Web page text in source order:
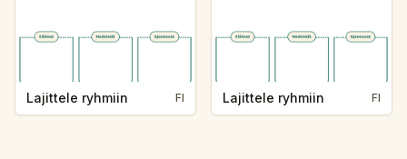
Lajittele ryhmiin FI Lajittele ryhmiin FI